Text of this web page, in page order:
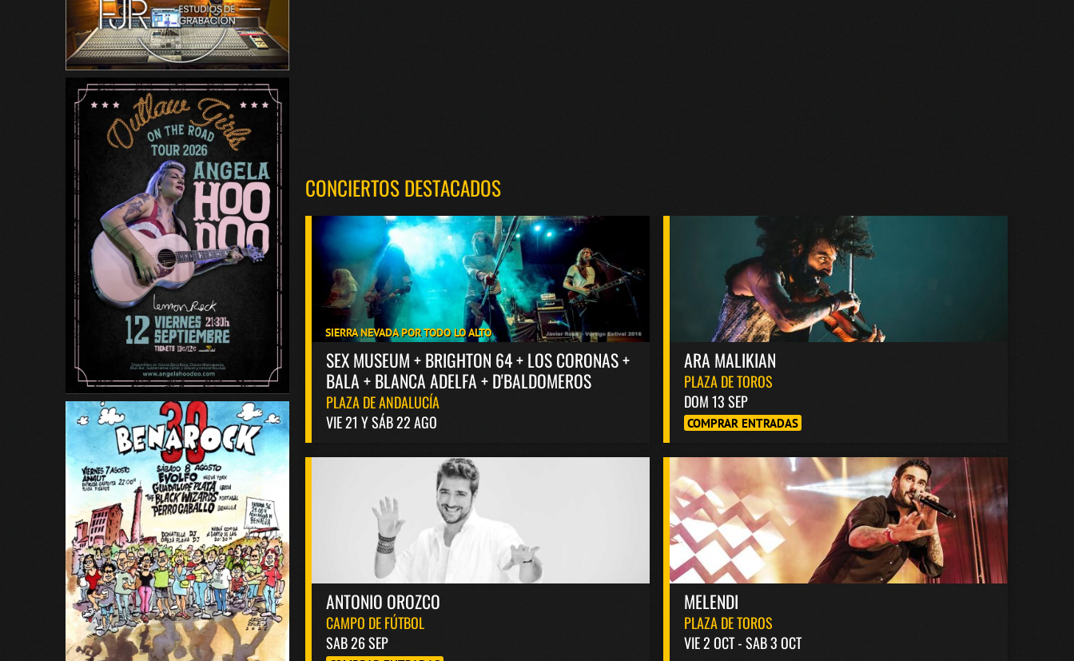
CONCIERTOS DESTACADOS
SIERRA NEVADA POR TODO LO ALTO
SEX MUSEUM + BRIGHTON 64 + LOS CORONAS +
BALA + BLANCA ADELFA + D'BALDOMEROS
PLAZA DE ANDALUCÍA
VIE 21 Y SÁB 22 AGO
ARA MALIKIAN
PLAZA DE TOROS
DOM 13 SEP
COMPRAR ENTRADAS
ANTONIO OROZCO
CAMPO DE FÚTBOL
SAB 26 SEP
MELENDI
PLAZA DE TOROS
VIE 2 OCT - SAB 3 OCT